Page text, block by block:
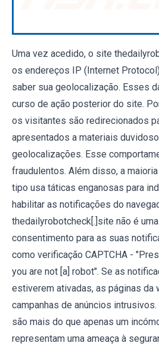
Uma vez acedido, o site
os endereços IP (Internet
saber sua geolocalização. Esses
curso de ação posterior do site.
os visitantes são redirecionados
apresentados a materiais
geolocalizações. Esse
fraudulentos. Além disso, a
tipo usa táticas enganosas para
habilitar as notificações do
thedailyrobotcheck[.]site não é
consentimento para as suas
como verificação CAPTCHA -
you are not [a] robot". Se as
estiverem ativadas, as páginas da
campanhas de anúncios
são mais do que apenas um
representam uma ameaça à